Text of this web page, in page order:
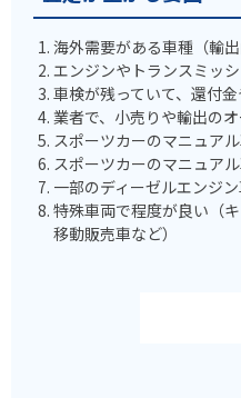
海外需要がある車種（輸出
エンジンやトランスミッ
車検が残っていて、還付
業者で、小売りや輸出の
スポーツカーのマニュア
スポーツカーのマニュア
一部のディーゼルエンジ
特殊車両で程度が良い（
移動販売車など）